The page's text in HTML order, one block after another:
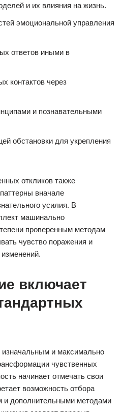
и их влияния на жизнь.
эмоциональной управления
ответов иными в
контактов через
и познавательными
обстановки для укрепления
откликов также
вначале
усилия. В
машинально
проверенным методам
чувство поражения и
включает
и максимально
чувственных
начинает отмечать свои
возможность отбора
дополнительными методами